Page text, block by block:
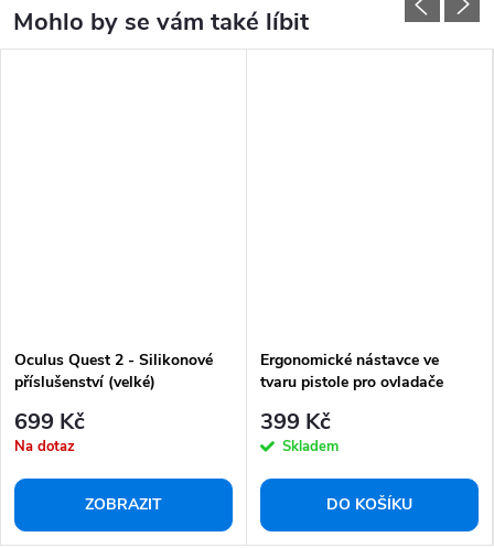
Oculus Quest 2 - Silikonové
příslušenství (velké)
699 Kč
Na dotaz
ZOBRAZIT
Ergonomické nástavce ve
tvaru pistole pro ovladače
399 Kč
Skladem
DO KOŠÍKU